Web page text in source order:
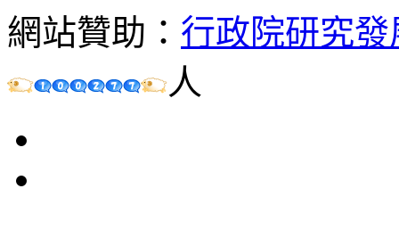
網站贊助： 行政院研究
人